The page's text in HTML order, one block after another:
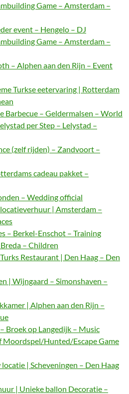
Game – Amsterdam –
event – Hengelo – DJ
Game – Amsterdam –
– Alphen aan den Rijn – Event
Turkse eetervaring | Rotterdam
Barbecue – Geldermalsen – World
per Step – Lelystad –
(zelf rijden) – Zandvoort –
cadeau pakket –
– Wedding official
| Amsterdam –
– Berkel-Enschot – Training
– Children
Restaurant | Den Haag – Den
| Wijngaard – Simonshaven –
| Alphen aan den Rijn –
Broek op Langedijk – Music
Moordspel/Hunted/Escape Game
| Scheveningen – Den Haag
| Unieke ballon Decoratie –